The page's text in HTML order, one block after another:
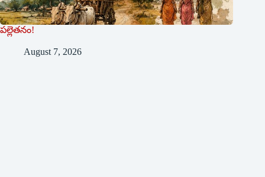
పల్లెతనం!
August 7, 2026